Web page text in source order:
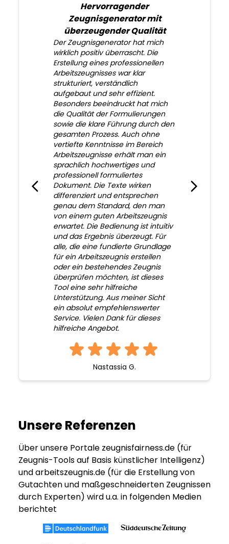
Hervorragender
Zeugnisgenerator mit
überzeugender Qualität
Der Zeugnisgenerator hat mich
wirklich positiv überrascht. Die
Erstellung eines professionellen
Arbeitszeugnisses war klar
strukturiert, verständlich
aufgebaut und sehr effizient.
Besonders beeindruckt hat mich
die Qualität der Formulierungen
sowie die klare Führung durch den
gesamten Prozess. Auch ohne
vertiefte Kenntnisse im Bereich
Arbeitszeugnisse erhält man ein
sprachlich hochwertiges und
professionell formuliertes
Dokument. Die Texte wirken
differenziert und entsprechen
genau dem Standard, den man
von einem guten Arbeitszeugnis
erwartet. Die Bedienung ist intuitiv
und das Ergebnis überzeugt. Für
alle, die eine fundierte Grundlage
für ein Arbeitszeugnis erstellen
oder ein bestehendes Zeugnis
überprüfen möchten, ist dieses
Tool eine sehr hilfreiche
Unterstützung. Aus meiner Sicht
ein absolut empfehlenswerter
Service. Vielen Dank für dieses
hilfreiche Angebot.
Nastassia G.
Unsere Referenzen
Über unsere Portale zeugnisfairness.de (für
Zeugnis-Tools auf Basis künstlicher Intelligenz)
und arbeitszeugnis.de (für die Erstellung von
Gutachten und maßgeschneiderten Zeugnissen
durch Experten) wird u.a. in folgenden Medien
berichtet